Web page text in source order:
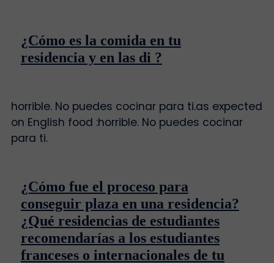
¿Cómo es la comida en tu
residencia y en las di ?
horrible. No puedes cocinar para ti.as expected
on English food :horrible. No puedes cocinar
para ti.
¿Cómo fue el proceso para
conseguir plaza en una residencia?
¿Qué residencias de estudiantes
recomendarías a los estudiantes
franceses o internacionales de tu